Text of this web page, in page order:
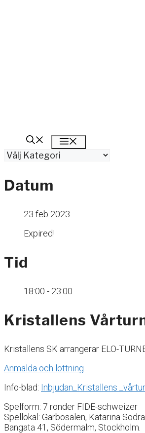
Kategorier
Datum
23 feb 2023
Expired!
Tid
18:00 - 23:00
Kristallens
Kristallens SK arrangerar ELO-
Anmälda och lottning
Info-blad: Inbjudan_Kristallens
Spelform: 7 ronder FIDE-schweizer
Spellokal: Garbosalen, Katarina
Bangata 41, Södermalm, Stockholm.